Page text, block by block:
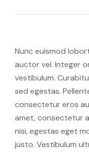
Nunc euismod
auctor vel. Integer
vestibulum.
sed egestas.
consectetur eros
amet, consectetur
nisi, egestas eget
justo. Vestibulum